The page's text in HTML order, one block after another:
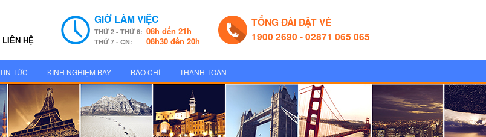
LIÊN HỆ
GIỜ LÀM VIỆC
THỨ 2 - THỨ 6: 08h đến 21h
THỨ 7 - CN: 08h30 đến 20h
TỔNG ĐÀI ĐẶT VÉ
1900 2690 - 02871 065 065
TIN TỨC KINH NGHIỆM BAY BÁO CHÍ THANH TOÁN